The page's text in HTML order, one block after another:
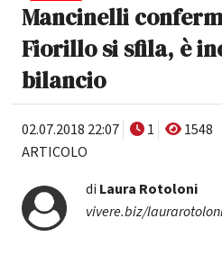
Mancinelli
Fiorillo si sfila, è
bilancio
02.07.2018 22:07 1
1548
ARTICOLO
di Laura Rotoloni
vivere.biz/